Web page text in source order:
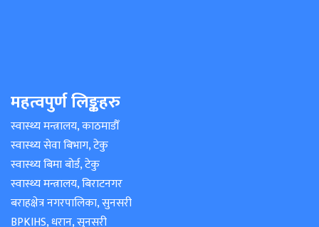
महत्वपुर्ण लिङ्कहरु
स्वास्थ्य मन्त्रालय, काठमाडौँ
स्वास्थ्य सेवा बिभाग, टेकु
स्वास्थ्य बिमा बोर्ड, टेकु
स्वास्थ्य मन्त्रालय, बिराटनगर
बराहक्षेत्र नगरपालिका, सुनसरी
BPKIHS, धरान, सुनसरी